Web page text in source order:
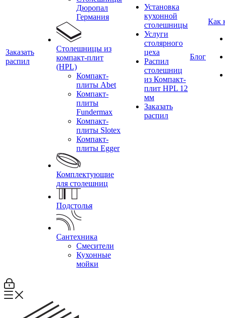
Заказать
распил
Дюропал
Германия
Столешницы из
компакт-плит
(HPL)
Компакт-
плиты Abet
Компакт-
плиты
Fundermax
Компакт-
плиты Slotex
Компакт-
плиты Egger
Комплектующие
для столешниц
Подстолья
Сантехника
Смесители
Кухонные
мойки
Установка
кухонной
столешницы
Услуги
столярного
цеха
Распил
столешниц
из Компакт-
плит HPL 12
мм
Заказать
распил
Блог
Как